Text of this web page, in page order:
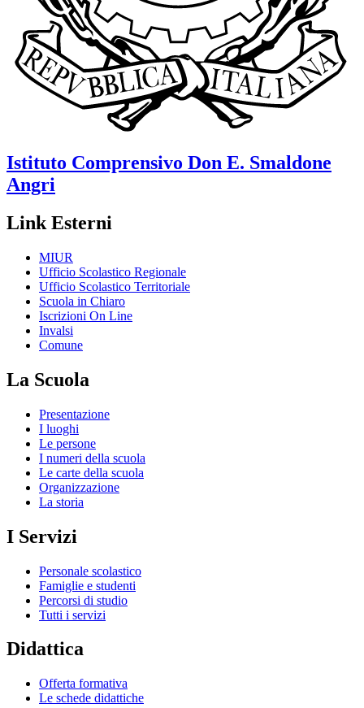
Istituto Comprensivo Don E. Smaldone
Angri
Link Esterni
MIUR
Ufficio Scolastico Regionale
Ufficio Scolastico Territoriale
Scuola in Chiaro
Iscrizioni On Line
Invalsi
Comune
La Scuola
Presentazione
I luoghi
Le persone
I numeri della scuola
Le carte della scuola
Organizzazione
La storia
I Servizi
Personale scolastico
Famiglie e studenti
Percorsi di studio
Tutti i servizi
Didattica
Offerta formativa
Le schede didattiche